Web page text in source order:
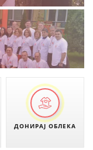
ДОНИРАЈ ОБЛЕКА